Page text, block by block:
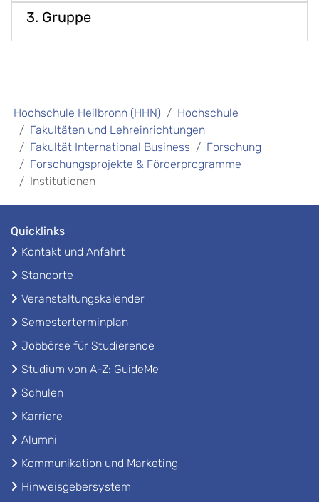
Hochschule Heilbronn (HHN)
Hochschule
Fakultäten und Lehreinrichtungen
Fakultät International Business
Forschung
Forschungsprojekte & Förderprogramme
Institutionen
Quicklinks
Kontakt und Anfahrt
Standorte
Veranstaltungskalender
Semesterterminplan
Jobbörse für Studierende
Studium von A-Z: GuideMe
Schulen
Karriere
Alumni
Kommunikation und Marketing
Hinweisgebersystem